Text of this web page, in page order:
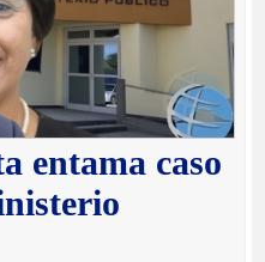
entama caso